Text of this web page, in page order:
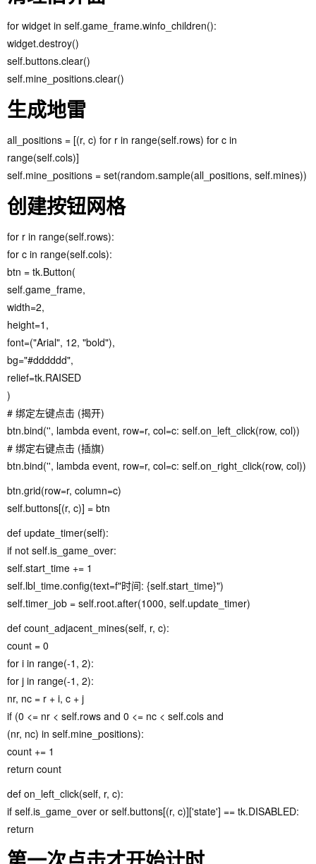
for widget in self.game_frame.winfo_children():
widget.destroy()
self.buttons.clear()
self.mine_positions.clear()
生成地雷
all_positions = [(r, c) for r in range(self.rows) for c in
range(self.cols)]
self.mine_positions = set(random.sample(all_positions, self.mines))
创建按钮网格
for r in range(self.rows):
for c in range(self.cols):
btn = tk.Button(
self.game_frame,
width=2,
height=1,
font=("Arial", 12, "bold"),
bg="#dddddd",
relief=tk.RAISED
)
# 绑定左键点击 (揭开)
btn.bind('', lambda event, row=r, col=c: self.on_left_click(row, col))
# 绑定右键点击 (插旗)
btn.bind('', lambda event, row=r, col=c: self.on_right_click(row, col))
btn.grid(row=r, column=c)
self.buttons[(r, c)] = btn
def update_timer(self):
if not self.is_game_over:
self.start_time += 1
self.lbl_time.config(text=f"时间: {self.start_time}")
self.timer_job = self.root.after(1000, self.update_timer)
def count_adjacent_mines(self, r, c):
count = 0
for i in range(-1, 2):
for j in range(-1, 2):
nr, nc = r + i, c + j
if (0 <= nr < self.rows and 0 <= nc < self.cols and
(nr, nc) in self.mine_positions):
count += 1
return count
def on_left_click(self, r, c):
if self.is_game_over or self.buttons[(r, c)]['state'] == tk.DISABLED:
return